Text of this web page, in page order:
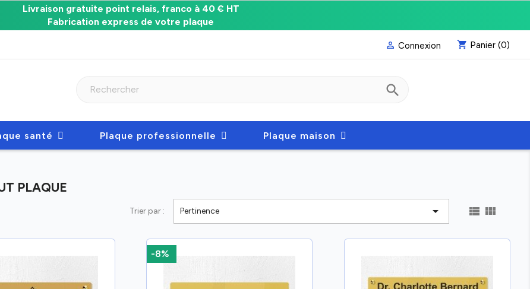
Livraison gratuite point relais, franco à 40 € HT
Fabrication express de votre plaque
 Connexion shopping_cart Panier (0)
search
santé Plaque professionnelle Plaque maison
PLAQUE
Trier par : Pertinence   
-8%